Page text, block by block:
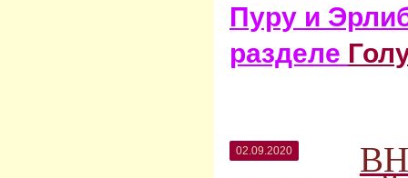
Пуру и
разделе
02.09.2020